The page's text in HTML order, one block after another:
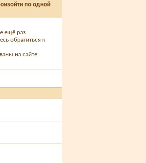
по одной
ещё раз.
обратиться к
на сайте.